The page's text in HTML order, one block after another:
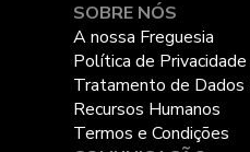
SOBRE NÓS
A nossa Freguesia
Política de Privacidade
Tratamento de Dados
Recursos Humanos
Termos e Condições